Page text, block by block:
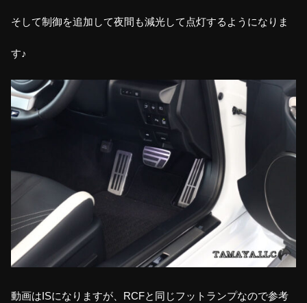
そして制御を追加して夜間も減光して点灯するようになりま
す♪
動画はISになりますが、RCFと同じフットランプなので参考